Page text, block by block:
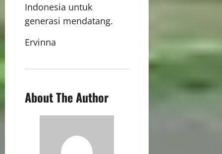
Indonesia untuk
generasi mendatang.
Ervinna
About The Author